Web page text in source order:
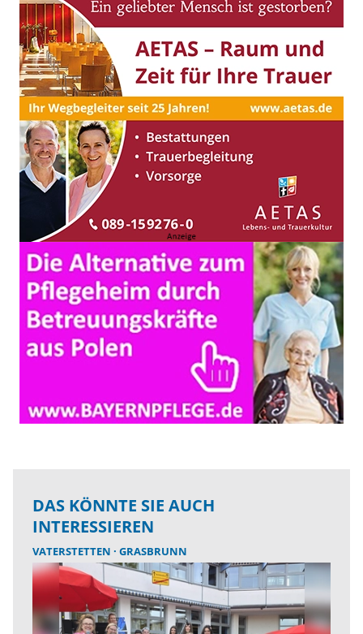
DAS KÖNNTE SIE AUCH
INTERESSIEREN
VATERSTETTEN GRASBRUNN